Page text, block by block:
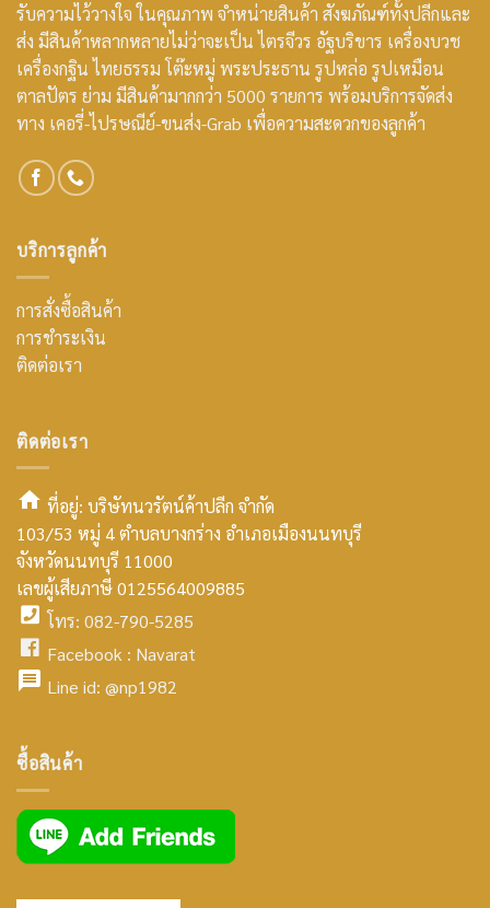
รับความไว้วางใจ ในคุณภาพ จำหน่ายสินค้า สังฆภัณฑ์ทั้งปลีกและ
ส่ง มีสินค้าหลากหลายไม่ว่าจะเป็น ไตรจีวร อัฐบริขาร เครื่องบวช
เครื่องกฐิน ไทยธรรม โต๊ะหมู่ พระประธาน รูปหล่อ รูปเหมือน
ตาลปัตร ย่าม มีสินค้ามากกว่า 5000 รายการ พร้อมบริการจัดส่ง
ทาง เคอรี่-ไปรษณีย์-ขนส่ง-Grab เพื่อความสะดวกของลูกค้า
บริการลูกค้า
การสั่งซื้อสินค้า
การชำระเงิน
ติดต่อเรา
ติดต่อเรา
smt2
home
icon
ที่อยู่: บริษัทนวรัตน์ค้าปลีก จำกัด
103/53 หมู่ 4 ตำบลบางกร่าง อำเภอเมืองนนทบุรี
จังหวัดนนทบุรี 11000
เลขผู้เสียภาษี 0125564009885
facebook
icon
โทร: 082-790-5285
facebook
Facebook : Navarat
icon
Line id: @np1982
ซื้อสินค้า